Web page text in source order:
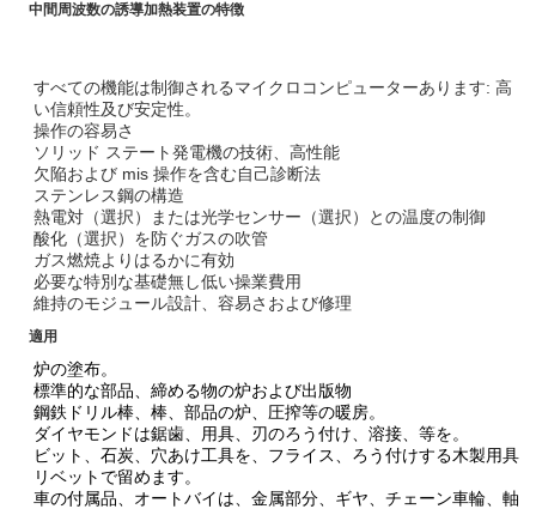
中間周波数の誘導加熱装置の特徴
すべての機能は制御されるマイクロコンピューターあります: 高
い信頼性及び安定性。
操作の容易さ
ソリッド ステート発電機の技術、高性能
欠陥および mis 操作を含む自己診断法
ステンレス鋼の構造
熱電対（選択）または光学センサー（選択）との温度の制御
酸化（選択）を防ぐガスの吹管
ガス燃焼よりはるかに有効
必要な特別な基礎無し低い操業費用
維持のモジュール設計、容易さおよび修理
適用
炉の塗布。
標準的な部品、締める物の炉および出版物
鋼鉄ドリル棒、棒、部品の炉、圧搾等の暖房。
ダイヤモンドは鋸歯、用具、刃のろう付け、溶接、等を。
ビット、石炭、穴あけ工具を、フライス、ろう付けする木製用具
リベットで留めます。
車の付属品、オートバイは、金属部分、ギヤ、チェーン車輪、軸